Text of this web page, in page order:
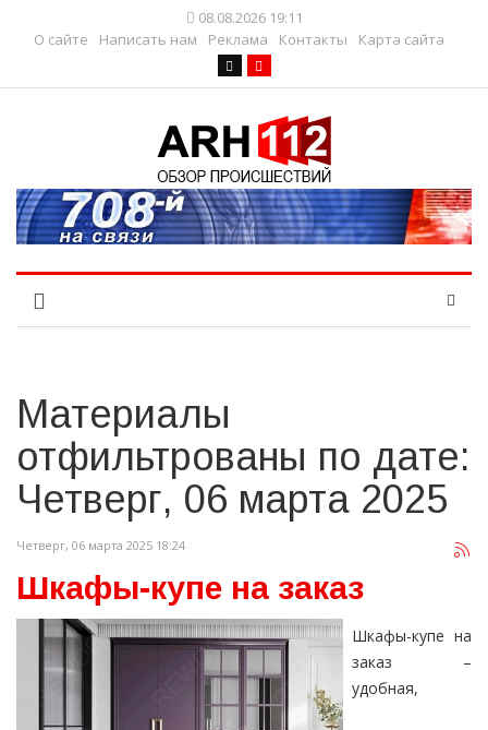
08.08.2026 19:11
О сайте
Написать нам Реклама Контакты Карта сайта
Материалы
отфильтрованы по дате:
Четверг, 06 марта 2025
Четверг, 06 марта 2025 18:24
Шкафы-купе на заказ
Шкафы-купе на
заказ –
удобная,